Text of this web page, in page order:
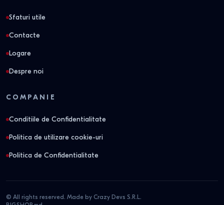
Sfaturi utile
Contacte
Logare
Despre noi
COMPANIE
Conditiile de Confidentialitate
Politica de utilizare cookie-uri
Politica de Confidentialitate
© All rights reserved. Made by Crazy Devs S.R.L.